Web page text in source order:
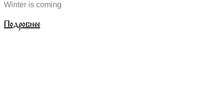
Winter is coming
Подробнее